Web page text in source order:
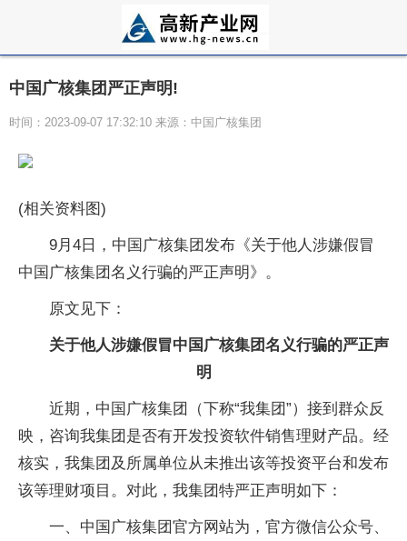
中国广核集团严正声明!
时间：2023-09-07 17:32:10 来源：中国广核集团
(相关资料图)
9月4日，中国广核集团发布《关于他人涉嫌假冒
中国广核集团名义行骗的严正声明》。
原文见下：
关于他人涉嫌假冒中国广核集团名义行骗的严正声
明
近期，中国广核集团（下称“我集团”）接到群众反
映，咨询我集团是否有开发投资软件销售理财产品。经
核实，我集团及所属单位从未推出该等投资平台和发布
该等理财项目。对此，我集团特严正声明如下：
一、中国广核集团官方网站为，官方微信公众号、